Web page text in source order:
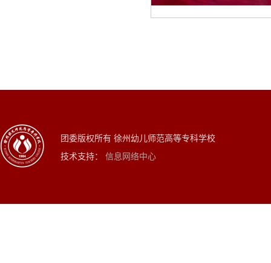
团委版权所有 徐州幼儿师范高等专科学校
技术支持： 信息网络中心